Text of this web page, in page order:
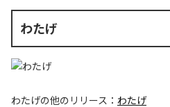
わたげ
わたげの他のリリース： わたげ